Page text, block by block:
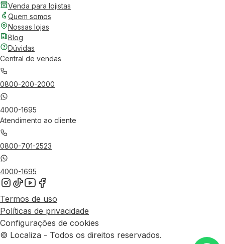
Venda para lojistas
Quem somos
Nossas lojas
Blog
Dúvidas
Central de vendas
0800-200-2000
4000-1695
Atendimento ao cliente
0800-701-2523
4000-1695
Termos de uso
Políticas de privacidade
Configurações de cookies
© Localiza - Todos os direitos reservados.